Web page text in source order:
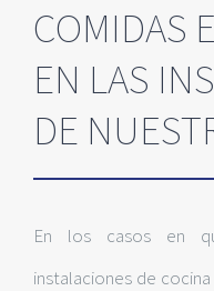
COMIDAS
EN LAS
DE
En los casos en
instalaciones de